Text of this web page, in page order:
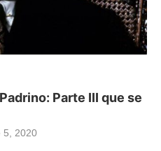
Parte III que se
5, 2020